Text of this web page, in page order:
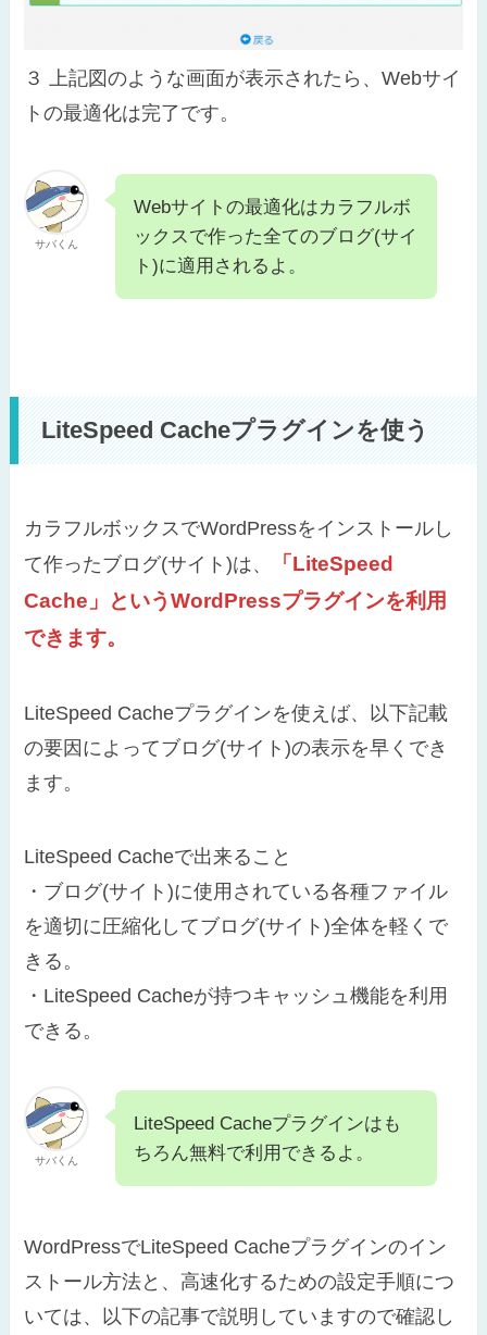
３
上記図のような画面が表示されたら、Webサイ
トの最適化は完了です。
サバくん
Webサイトの最適化はカラフルボ
ックスで作った全てのブログ(サイ
ト)に適用されるよ。
LiteSpeed Cacheプラグインを使う
カラフルボックスでWordPressをインストールし
て作ったブログ(サイト)は、
「LiteSpeed
Cache」というWordPressプラグインを利用
できます。
LiteSpeed Cacheプラグインを使えば、以下記載
の要因によってブログ(サイト)の表示を早くでき
ます。
LiteSpeed Cacheで出来ること
・ブログ(サイト)に使用されている各種ファイル
を適切に圧縮化してブログ(サイト)全体を軽くで
きる。
・LiteSpeed Cacheが持つキャッシュ機能を利用
できる。
サバくん
LiteSpeed Cacheプラグインはも
ちろん無料で利用できるよ。
WordPressでLiteSpeed Cacheプラグインのイン
ストール方法と、高速化するための設定手順につ
いては、以下の記事で説明していますので確認し